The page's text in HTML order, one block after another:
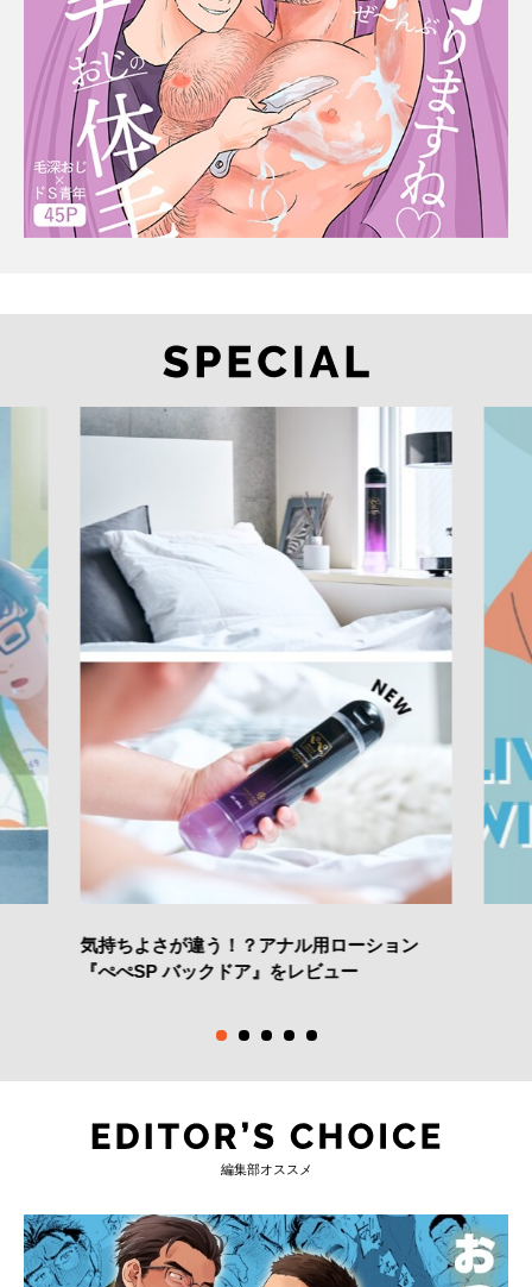
気持ちよさが違う！？アナル用ローション
『ぺぺSP バックドア』をレビュー
編集部オススメ